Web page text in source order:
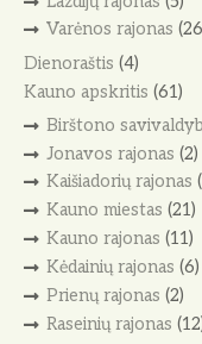
Varėnos rajonas
Dienoraštis (4)
Kauno apskritis (61)
Birštono
Jonavos rajonas (2)
Kaišiadorių rajonas
Kauno miestas (21)
Kauno rajonas (11)
Kėdainių rajonas (6)
Prienų rajonas (2)
Raseinių rajonas